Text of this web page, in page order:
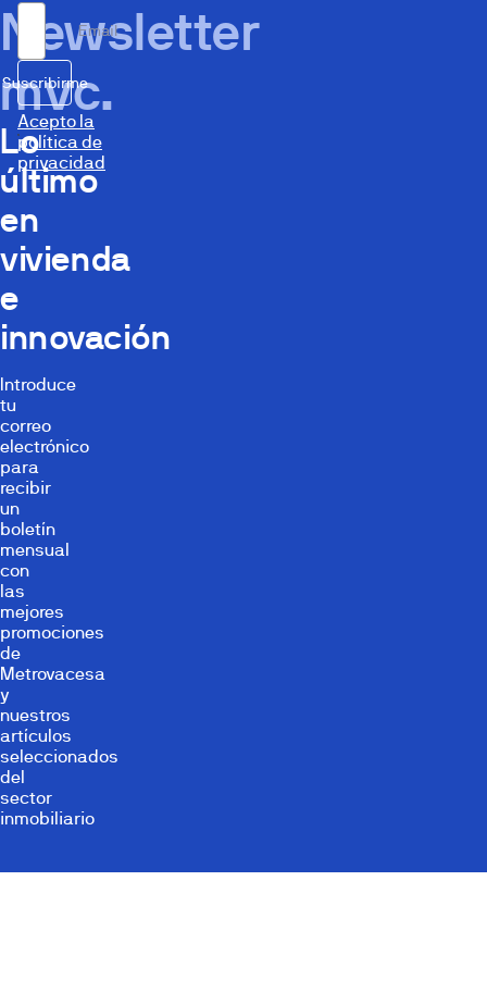
Newsletter
mvc.
Lo
último
en
vivienda
e
innovación
Introduce
tu
correo
electrónico
para
recibir
un
boletín
mensual
con
las
mejores
promociones
de
Metrovacesa
y
nuestros
artículos
seleccionados
del
sector
inmobiliario
Email
Suscribirme
Acepto la
política de
privacidad